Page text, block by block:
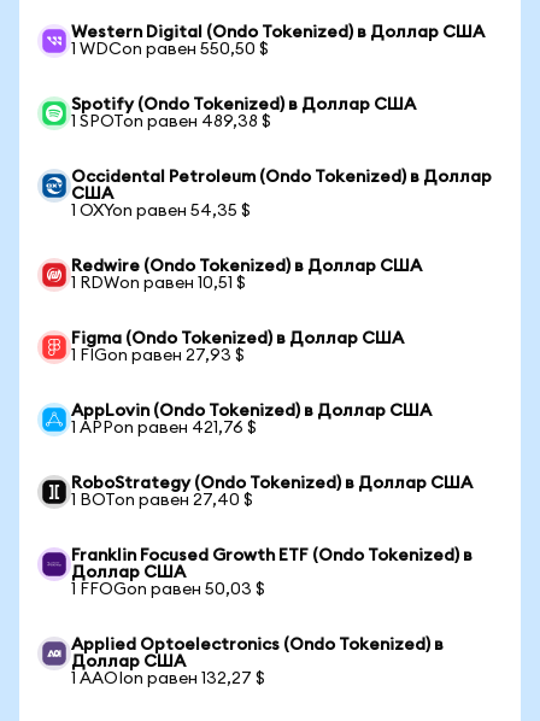
Western Digital (Ondo Tokenized) в Доллар США
1 WDCon равен 550,50 $
Spotify (Ondo Tokenized) в Доллар США
1 SPOTon равен 489,38 $
Occidental Petroleum (Ondo Tokenized) в Доллар
США
1 OXYon равен 54,35 $
Redwire (Ondo Tokenized) в Доллар США
1 RDWon равен 10,51 $
Figma (Ondo Tokenized) в Доллар США
1 FIGon равен 27,93 $
AppLovin (Ondo Tokenized) в Доллар США
1 APPon равен 421,76 $
RoboStrategy (Ondo Tokenized) в Доллар США
1 BOTon равен 27,40 $
Franklin Focused Growth ETF (Ondo Tokenized) в
Доллар США
1 FFOGon равен 50,03 $
Applied Optoelectronics (Ondo Tokenized) в
Доллар США
1 AAOIon равен 132,27 $